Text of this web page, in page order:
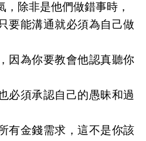
除非是他們做錯事時，
要能溝通就必須為自己做
因為你要教會他認真聽你
必須承認自己的愚昧和過
有金錢需求，這不是你該